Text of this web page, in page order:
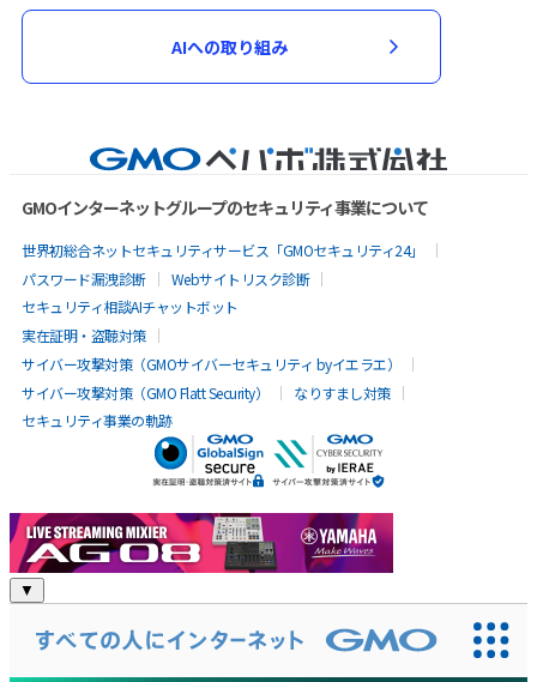
AIへの取り組み
GMOインターネットグループのセキュリティ事業について
世界初総合ネットセキュリティサービス「GMOセキュリティ24」
パスワード漏洩診断
Webサイトリスク診断
セキュリティ相談AIチャットボット
実在証明・盗聴対策
サイバー攻撃対策（GMOサイバーセキュリティ byイエラエ）
サイバー攻撃対策（GMO Flatt Security）
なりすまし対策
セキュリティ事業の軌跡
YAMAHA:SP
▼